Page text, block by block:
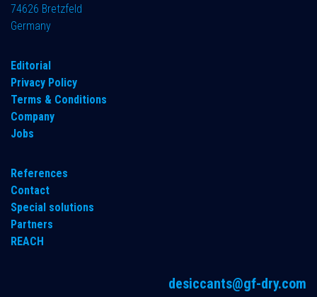
74626 Bretzfeld
Germany
​Editorial
Privacy Policy
Terms & Conditions
Company
Jobs
References
Contact
Special solutions
Partners
REACH
desiccants@gf-dry.com